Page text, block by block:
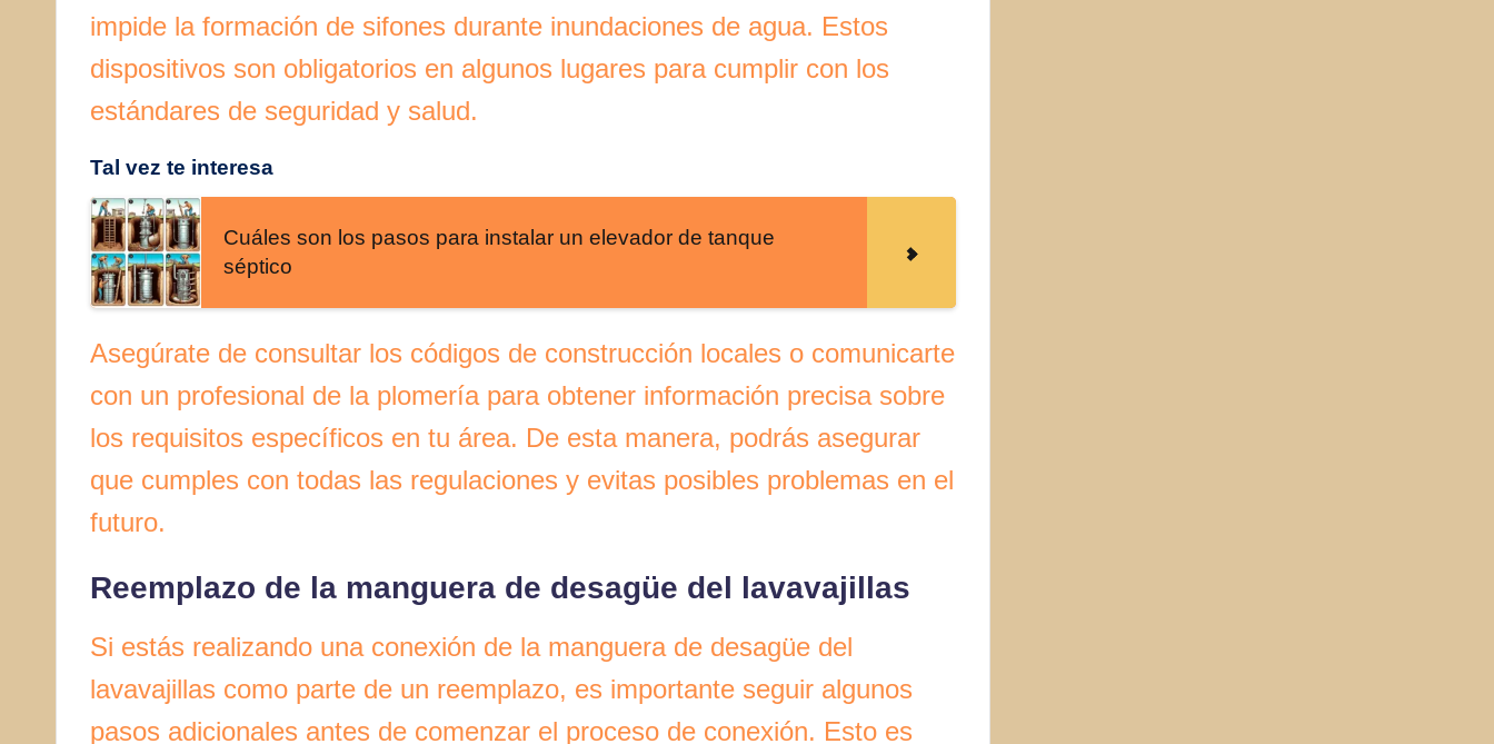
impide la formación de sifones durante inundaciones de agua. Estos
dispositivos son obligatorios en algunos lugares para cumplir con los
estándares de seguridad y salud.
Tal vez te interesa
Cuáles son los pasos para instalar un elevador de tanque
séptico
Asegúrate de consultar los códigos de construcción locales o comunicarte
con un profesional de la plomería para obtener información precisa sobre
los requisitos específicos en tu área. De esta manera, podrás asegurar
que cumples con todas las regulaciones y evitas posibles problemas en el
futuro.
Reemplazo de la manguera de desagüe del lavavajillas
Si estás realizando una conexión de la manguera de desagüe del
lavavajillas como parte de un reemplazo, es importante seguir algunos
pasos adicionales antes de comenzar el proceso de conexión. Esto es